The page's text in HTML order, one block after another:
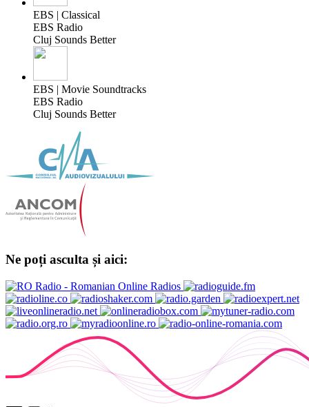
EBS | Classical
EBS Radio
Cluj Sounds Better
EBS | Movie Soundtracks
EBS Radio
Cluj Sounds Better
Ne poți asculta și aici: